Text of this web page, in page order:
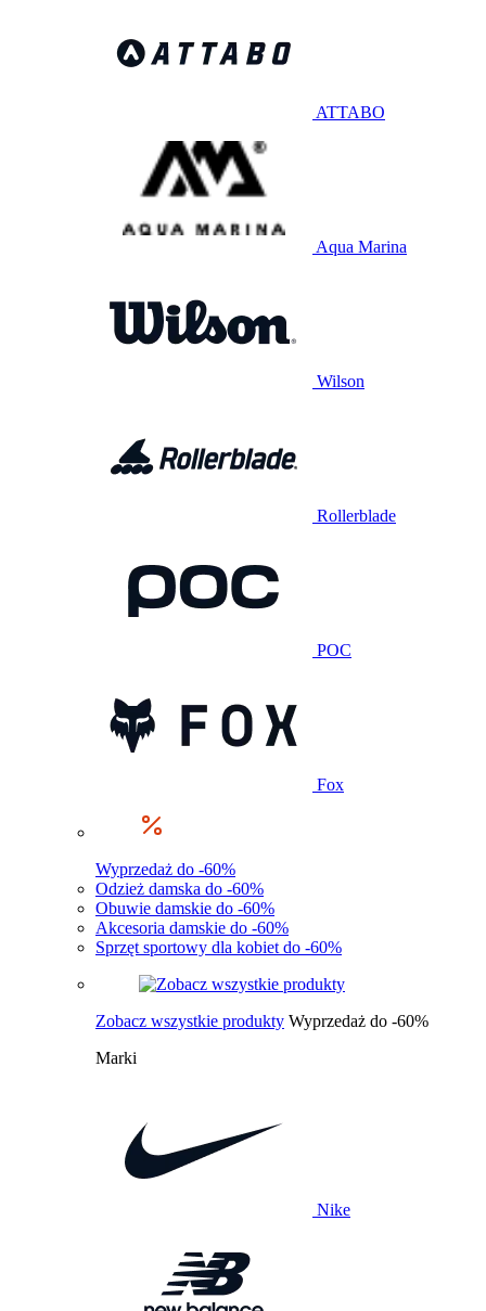
ATTABO
Aqua Marina
Wilson
Rollerblade
POC
Fox
Wyprzedaż do -60%
Odzież damska do -60%
Obuwie damskie do -60%
Akcesoria damskie do -60%
Sprzęt sportowy dla kobiet do -60%
Zobacz wszystkie produkty Wyprzedaż do -60%
Marki
Nike